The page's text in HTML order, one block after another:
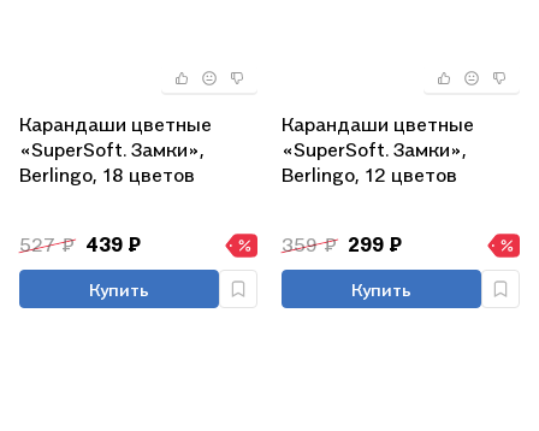
Карандаши цветные
«SuperSoft. Замки»,
Berlingo, 18 цветов
527 ₽ 439 ₽
Купить
Карандаши цветные
«SuperSoft. Замки»,
Berlingo, 12 цветов
359 ₽ 299 ₽
Купить